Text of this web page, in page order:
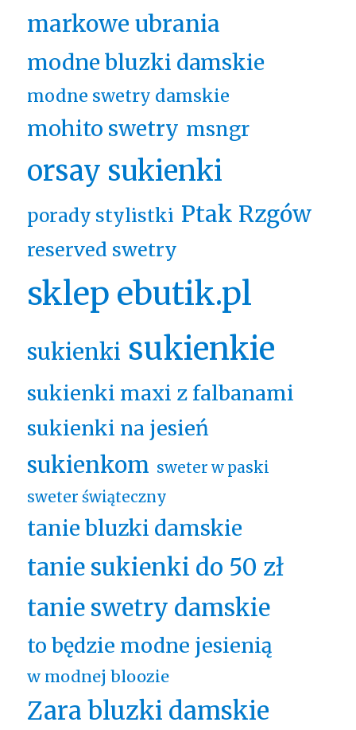
markowe ubrania
modne bluzki damskie
modne swetry damskie
mohito swetry msngr
orsay sukienki
porady stylistki Ptak Rzgów
reserved swetry
sklep ebutik.pl
sukienki sukienkie
sukienki maxi z falbanami
sukienki na jesień
sukienkom sweter w paski
sweter świąteczny
tanie bluzki damskie
tanie sukienki do 50 zł
tanie swetry damskie
to będzie modne jesienią
w modnej bloozie
Zara bluzki damskie